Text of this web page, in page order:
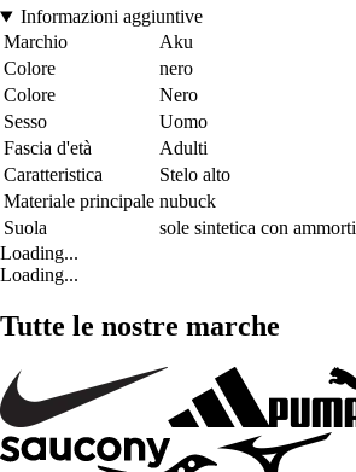
Informazioni aggiuntive
Marchio
Aku
Colore
nero
Colore
Nero
Sesso
Uomo
Fascia d'età
Adulti
Caratteristica
Stelo alto
Materiale principale nubuck
Suola
sole sintetica con
Loading...
Loading...
Tutte le nostre marche